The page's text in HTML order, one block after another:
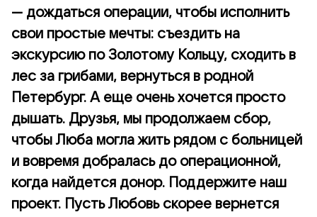
— дождаться операции, чтобы исполнить
свои простые мечты: съездить на
экскурсию по Золотому Кольцу, сходить в
лес за грибами, вернуться в родной
Петербург. А еще очень хочется просто
дышать. Друзья, мы продолжаем сбор,
чтобы Люба могла жить рядом с больницей
и вовремя добралась до операционной,
когда найдется донор. Поддержите наш
проект. Пусть Любовь скорее вернется